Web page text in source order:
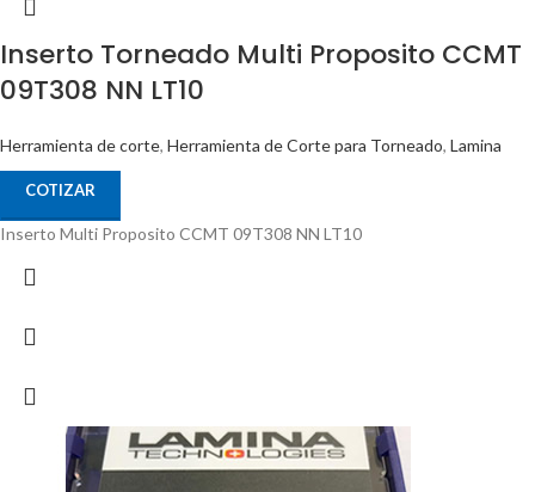
Inserto Torneado Multi Proposito CCMT
09T308 NN LT10
Herramienta de corte, Herramienta de Corte para Torneado, Lamina
COTIZAR
Inserto Multi Proposito CCMT 09T308 NN LT10